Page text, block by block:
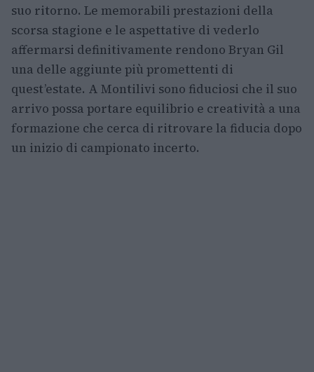
suo ritorno. Le memorabili prestazioni della
scorsa stagione e le aspettative di vederlo
affermarsi definitivamente rendono Bryan Gil
una delle aggiunte più promettenti di
quest’estate. A Montilivi sono fiduciosi che il suo
arrivo possa portare equilibrio e creatività a una
formazione che cerca di ritrovare la fiducia dopo
un inizio di campionato incerto.